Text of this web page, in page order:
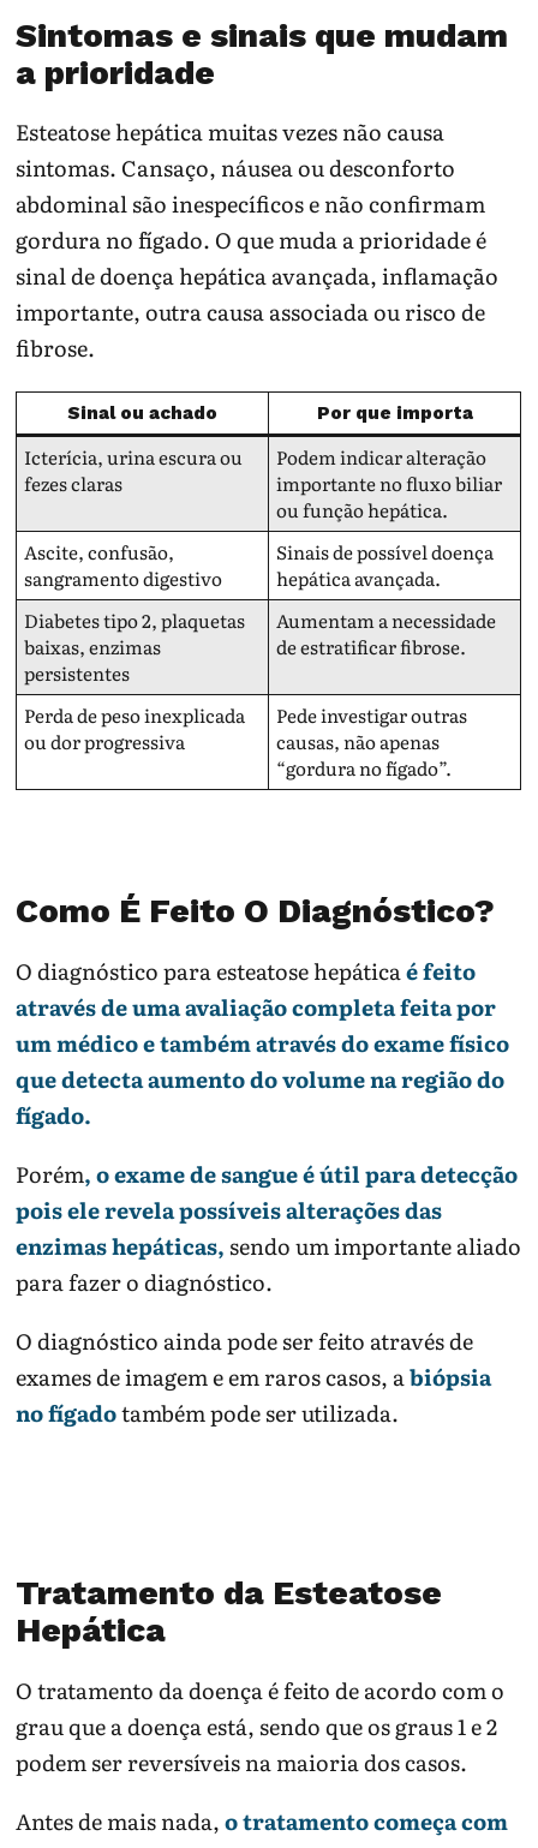
Sintomas e sinais que mudam
a prioridade
Esteatose hepática muitas vezes não causa
sintomas. Cansaço, náusea ou desconforto
abdominal são inespecíficos e não confirmam
gordura no fígado. O que muda a prioridade é
sinal de doença hepática avançada, inflamação
importante, outra causa associada ou risco de
fibrose.
Sinal ou achado Por que importa
Icterícia, urina escura ou
fezes claras
Podem indicar alteração
importante no fluxo biliar
ou função hepática.
Ascite, confusão,
sangramento digestivo
Sinais de possível doença
hepática avançada.
Diabetes tipo 2, plaquetas
baixas, enzimas
persistentes
Aumentam a necessidade
de estratificar fibrose.
Perda de peso inexplicada
ou dor progressiva
Pede investigar outras
causas, não apenas
“gordura no fígado”.
Como É Feito O Diagnóstico?
O diagnóstico para esteatose hepáticaé feito
através de uma avaliação completa feita por
um médico e também através do exame físico
que detecta aumento do volume na região do
fígado.
Porém, o exame de sangue é útil para detecção
pois ele revela possíveis alterações das
enzimas hepáticas, sendo um importante aliado
para fazer o diagnóstico.
O diagnóstico ainda pode ser feito através de
exames de imagem e em raros casos, abiópsia
no fígadotambém pode ser utilizada.
Tratamento da Esteatose
Hepática
O tratamento da doença é feito de acordo com o
grau que a doença está, sendo que os graus 1 e 2
podem ser reversíveis na maioria dos casos.
Antes de mais nada,o tratamento começa com